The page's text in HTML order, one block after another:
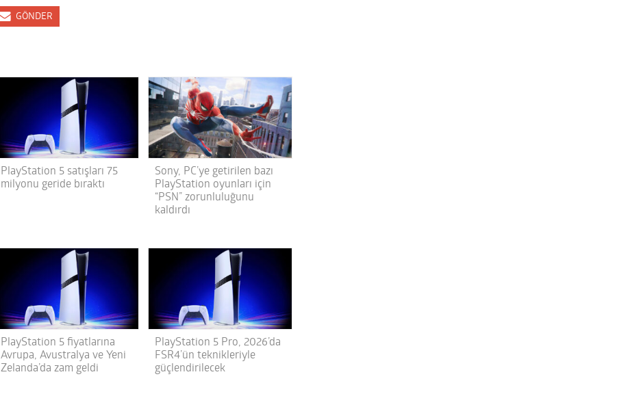
GÖNDER
PlayStation 5 satışları 75
milyonu geride bıraktı
Sony, PC’ye getirilen bazı
PlayStation oyunları için
“PSN” zorunluluğunu
kaldırdı
PlayStation 5 fiyatlarına
Avrupa, Avustralya ve Yeni
Zelanda’da zam geldi
PlayStation 5 Pro, 2026’da
FSR4’ün teknikleriyle
güçlendirilecek